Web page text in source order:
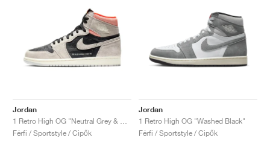
Jordan
Férfi / Sportstyle / Cipők
Jordan
1 Retro High OG "Washed Black"
Férfi / Sportstyle / Cipők